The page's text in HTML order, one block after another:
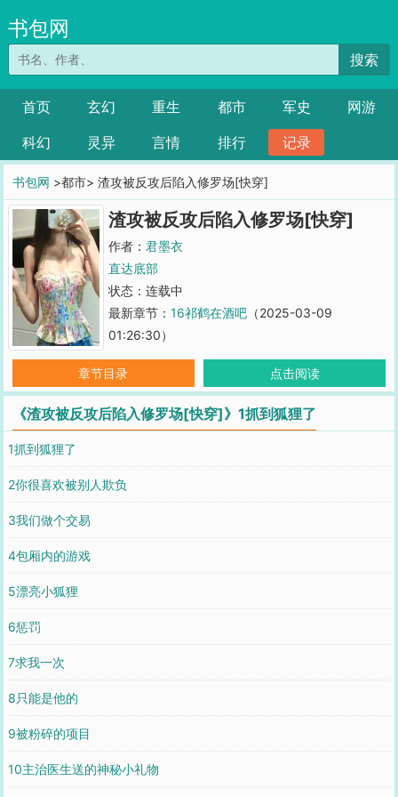
书包网
搜索
首页 玄幻 重生 都市 军史
网游
科幻
灵异 言情 排行 记录
书包网 >都市> 渣攻被反攻后陷入修罗场[快穿]
渣攻被反攻后陷入修罗场[快穿]
作者： 君墨衣
直达底部
状态：连载中
最新章节： 16祁鹤在酒吧（2025-03-09
01:26:30）
章节目录 点击阅读
《渣攻被反攻后陷入修罗场[快穿]》1抓到狐狸了
1抓到狐狸了
2你很喜欢被别人欺负
3我们做个交易
4包厢内的游戏
5漂亮小狐狸
6惩罚
7求我一次
8只能是他的
9被粉碎的项目
10主治医生送的神秘小礼物